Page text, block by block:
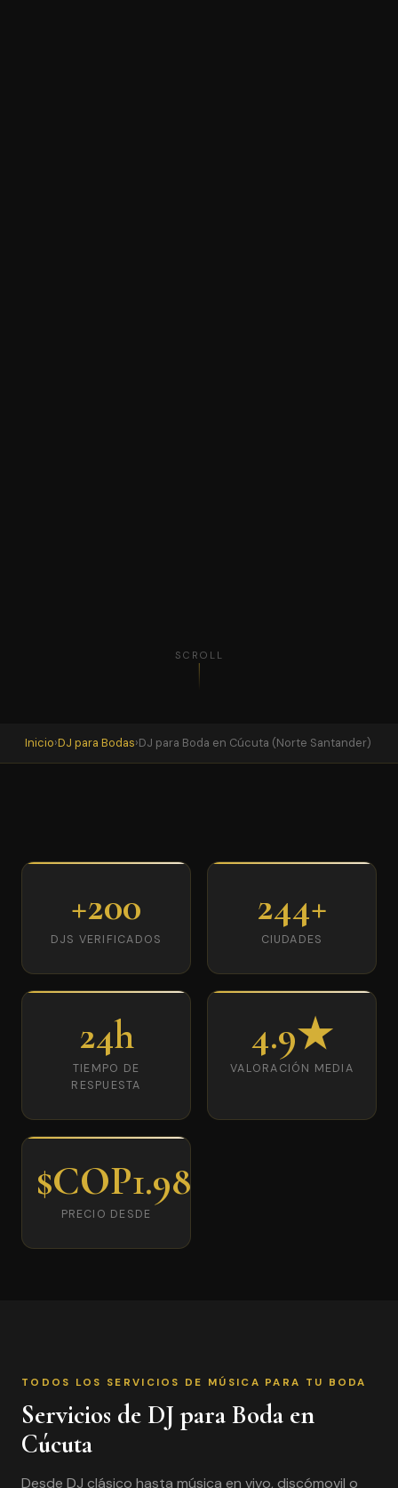
SCROLL
Inicio›DJ para Bodas›DJ para Boda en Cúcuta (Norte Santander)
+200
DJS VERIFICADOS
244+
CIUDADES
24h
TIEMPO DE
RESPUESTA
4.9★
VALORACIÓN MEDIA
$COP1.980.000
PRECIO DESDE
TODOS LOS SERVICIOS DE MÚSICA PARA TU BODA
Servicios de DJ para Boda en
Cúcuta
Desde DJ clásico hasta música en vivo, discómovil o